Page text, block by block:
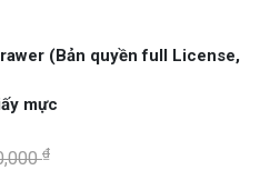
(Bản quyền full License,
mực
₫